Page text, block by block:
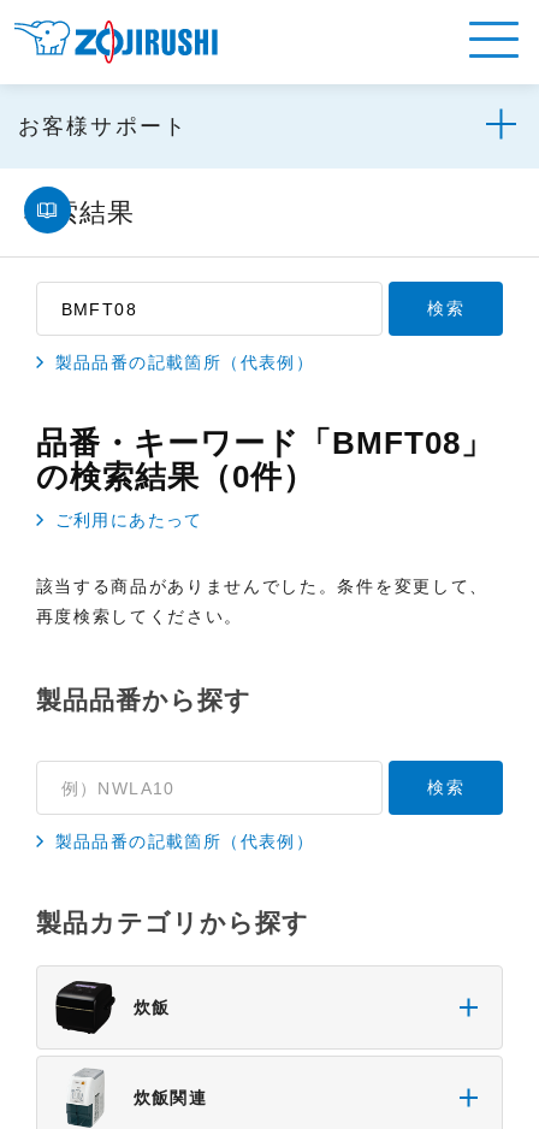
お客様サポート
検索結果
製品品番の記載箇所（代表例）
品番・キーワード「BMFT08」
の検索結果（0件）
ご利用にあたって
該当する商品がありませんでした。条件を変更して、
再度検索してください。
製品品番から探す
製品品番の記載箇所（代表例）
製品カテゴリから探す
炊飯
炊飯関連